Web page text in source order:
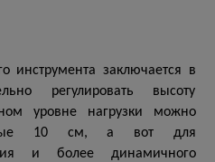
инструмента заключается в
регулировать высоту
уровне нагрузки можно
10 см, а вот для
и более динамичного